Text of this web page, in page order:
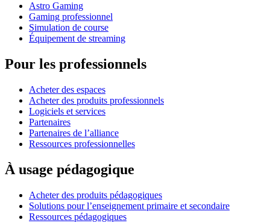
Astro Gaming
Gaming professionnel
Simulation de course
Équipement de streaming
Pour les professionnels
Acheter des espaces
Acheter des produits professionnels
Logiciels et services
Partenaires
Partenaires de l’alliance
Ressources professionnelles
À usage pédagogique
Acheter des produits pédagogiques
Solutions pour l’enseignement primaire et secondaire
Ressources pédagogiques